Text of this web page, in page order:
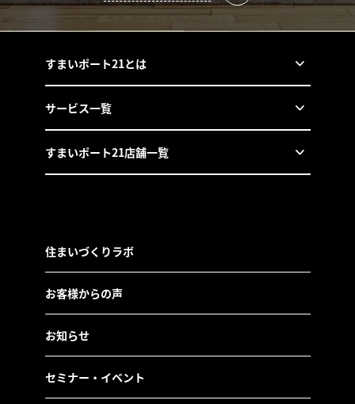
すまいポート21とは
サービス一覧
すまいポート21店舗一覧
住まいづくりラボ
お客様からの声
お知らせ
セミナー・イベント